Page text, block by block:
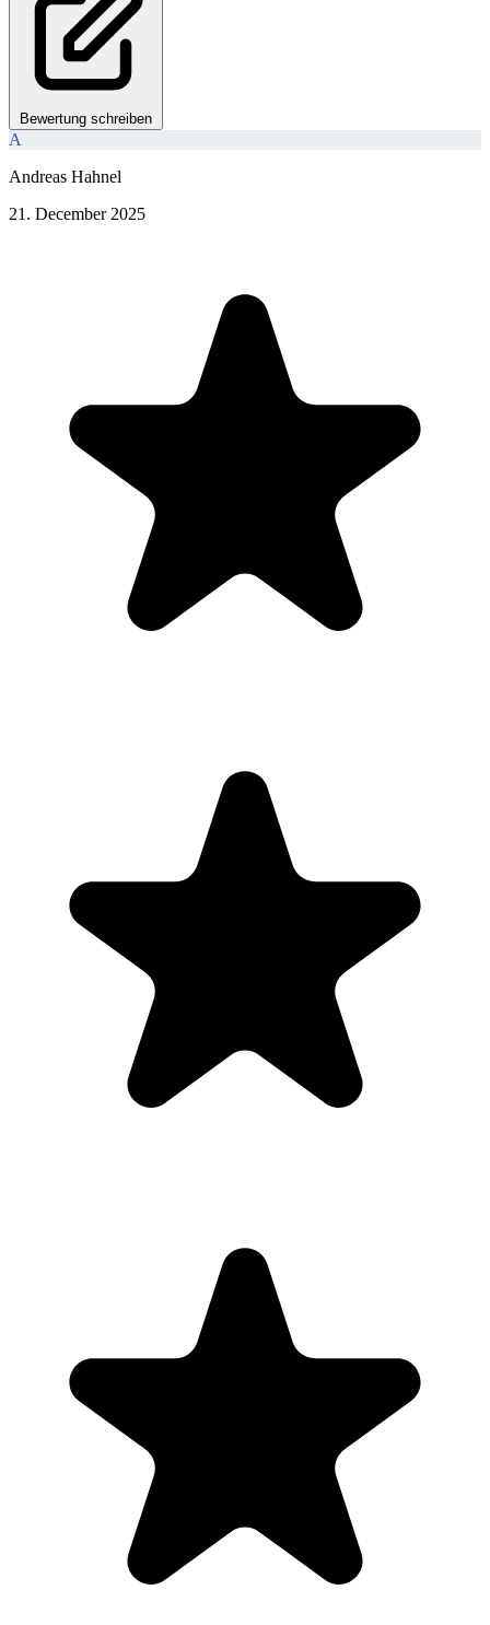
Bewertung schreiben
A
Andreas Hahnel
21. December 2025